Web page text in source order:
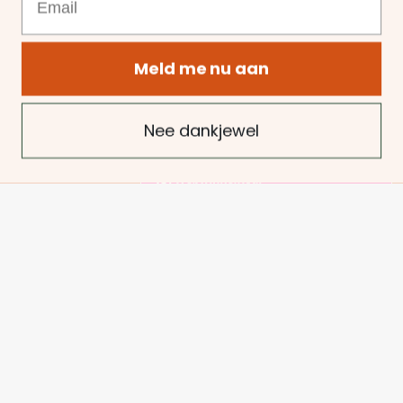
Vraag bij uw verkoper naar de mogelijkheden.
Algemene voorwaarden• Klachtenregeling
Meld me nu aan
Nee dankjewel